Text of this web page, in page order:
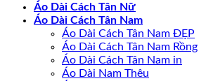
Áo Dài Cách Tân Nữ
Áo Dài Cách Tân Nam
Áo Dài Cách Tân Nam ĐẸP
Áo Dài Cách Tân Nam Rồng
Áo Dài Cách Tân Nam in
Áo Dài Nam Thêu